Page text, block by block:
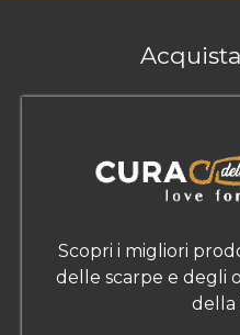
Scopri i migliori
delle scarpe e degli
della